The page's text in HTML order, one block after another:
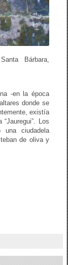
Bárbara,
-en la época
donde se
existía
Los
una ciudadela
de oliva y